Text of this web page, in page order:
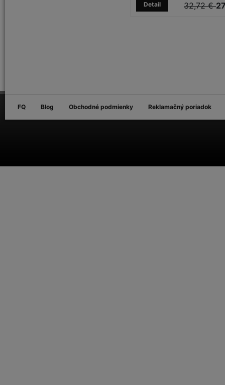
32,72 €
Detail
FQ Blog Obchodné podmienky Reklamačný poriadok